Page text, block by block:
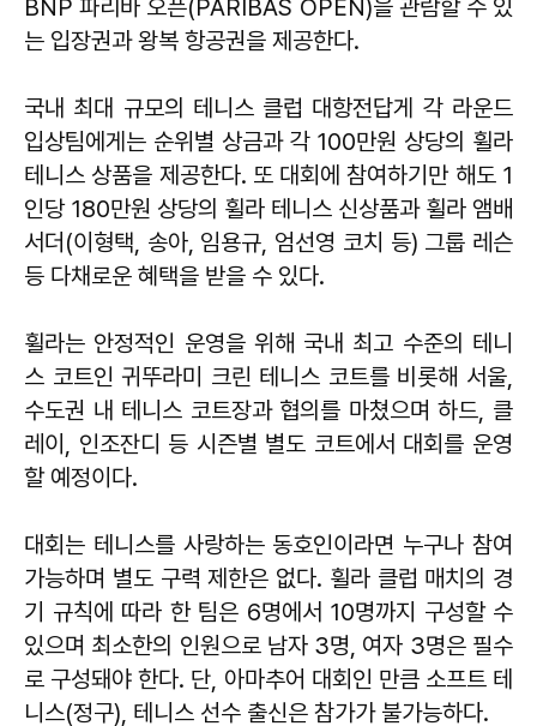
BNP 파리바 오픈(PARIBAS OPEN)을 관람할 수 있
는 입장권과 왕복 항공권을 제공한다.
국내 최대 규모의 테니스 클럽 대항전답게 각 라운드
입상팀에게는 순위별 상금과 각 100만원 상당의 휠라
테니스 상품을 제공한다. 또 대회에 참여하기만 해도 1
인당 180만원 상당의 휠라 테니스 신상품과 휠라 앰배
서더(이형택, 송아, 임용규, 엄선영 코치 등) 그룹 레슨
등 다채로운 혜택을 받을 수 있다.
휠라는 안정적인 운영을 위해 국내 최고 수준의 테니
스 코트인 귀뚜라미 크린 테니스 코트를 비롯해 서울,
수도권 내 테니스 코트장과 협의를 마쳤으며 하드, 클
레이, 인조잔디 등 시즌별 별도 코트에서 대회를 운영
할 예정이다.
대회는 테니스를 사랑하는 동호인이라면 누구나 참여
가능하며 별도 구력 제한은 없다. 휠라 클럽 매치의 경
기 규칙에 따라 한 팀은 6명에서 10명까지 구성할 수
있으며 최소한의 인원으로 남자 3명, 여자 3명은 필수
로 구성돼야 한다. 단, 아마추어 대회인 만큼 소프트 테
니스(정구), 테니스 선수 출신은 참가가 불가능하다.